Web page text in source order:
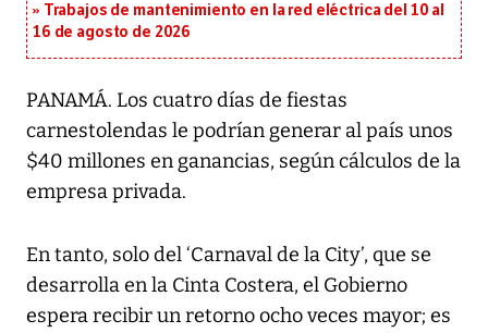
Trabajos de mantenimiento en la red eléctrica del 10 al
16 de agosto de 2026
PANAMÁ. Los cuatro días de fiestas
carnestolendas le podrían generar al país unos
$40 millones en ganancias, según cálculos de la
empresa privada.
En tanto, solo del ‘Carnaval de la City’, que se
desarrolla en la Cinta Costera, el Gobierno
espera recibir un retorno ocho veces mayor; es